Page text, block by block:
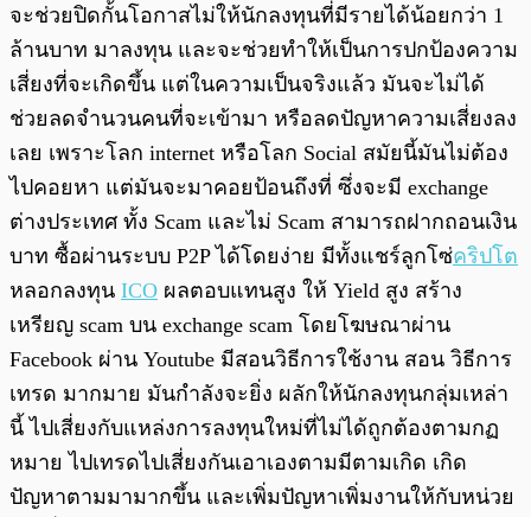
จะช่วยปิดกั้นโอกาสไม่ให้นักลงทุนที่มีรายได้น้อยกว่า 1
ล้านบาท มาลงทุน และจะช่วยทำให้เป็นการปกป้องความ
เสี่ยงที่จะเกิดขึ้น แต่ในความเป็นจริงแล้ว มันจะไม่ได้
ช่วยลดจำนวนคนที่จะเข้ามา หรือลดปัญหาความเสี่ยงลง
เลย เพราะโลก internet หรือโลก Social สมัยนี้มันไม่ต้อง
ไปคอยหา แต่มันจะมาคอยป้อนถึงที่ ซึ่งจะมี exchange
ต่างประเทศ ทั้ง Scam และไม่ Scam สามารถฝากถอนเงิน
บาท ซื้อผ่านระบบ P2P ได้โดยง่าย มีทั้งแชร์ลูกโซ่คริปโต
หลอกลงทุน ICO ผลตอบแทนสูง ให้ Yield สูง สร้าง
เหรียญ scam บน exchange scam โดยโฆษณาผ่าน
Facebook ผ่าน Youtube มีสอนวิธีการใช้งาน สอน วิธีการ
เทรด มากมาย มันกำลังจะยิ่ง ผลักให้นักลงทุนกลุ่มเหล่า
นี้ ไปเสี่ยงกับแหล่งการลงทุนใหม่ที่ไม่ได้ถูกต้องตามกฏ
หมาย ไปเทรดไปเสี่ยงกันเอาเองตามมีตามเกิด เกิด
ปัญหาตามมามากขึ้น และเพิ่มปัญหาเพิ่มงานให้กับหน่วย